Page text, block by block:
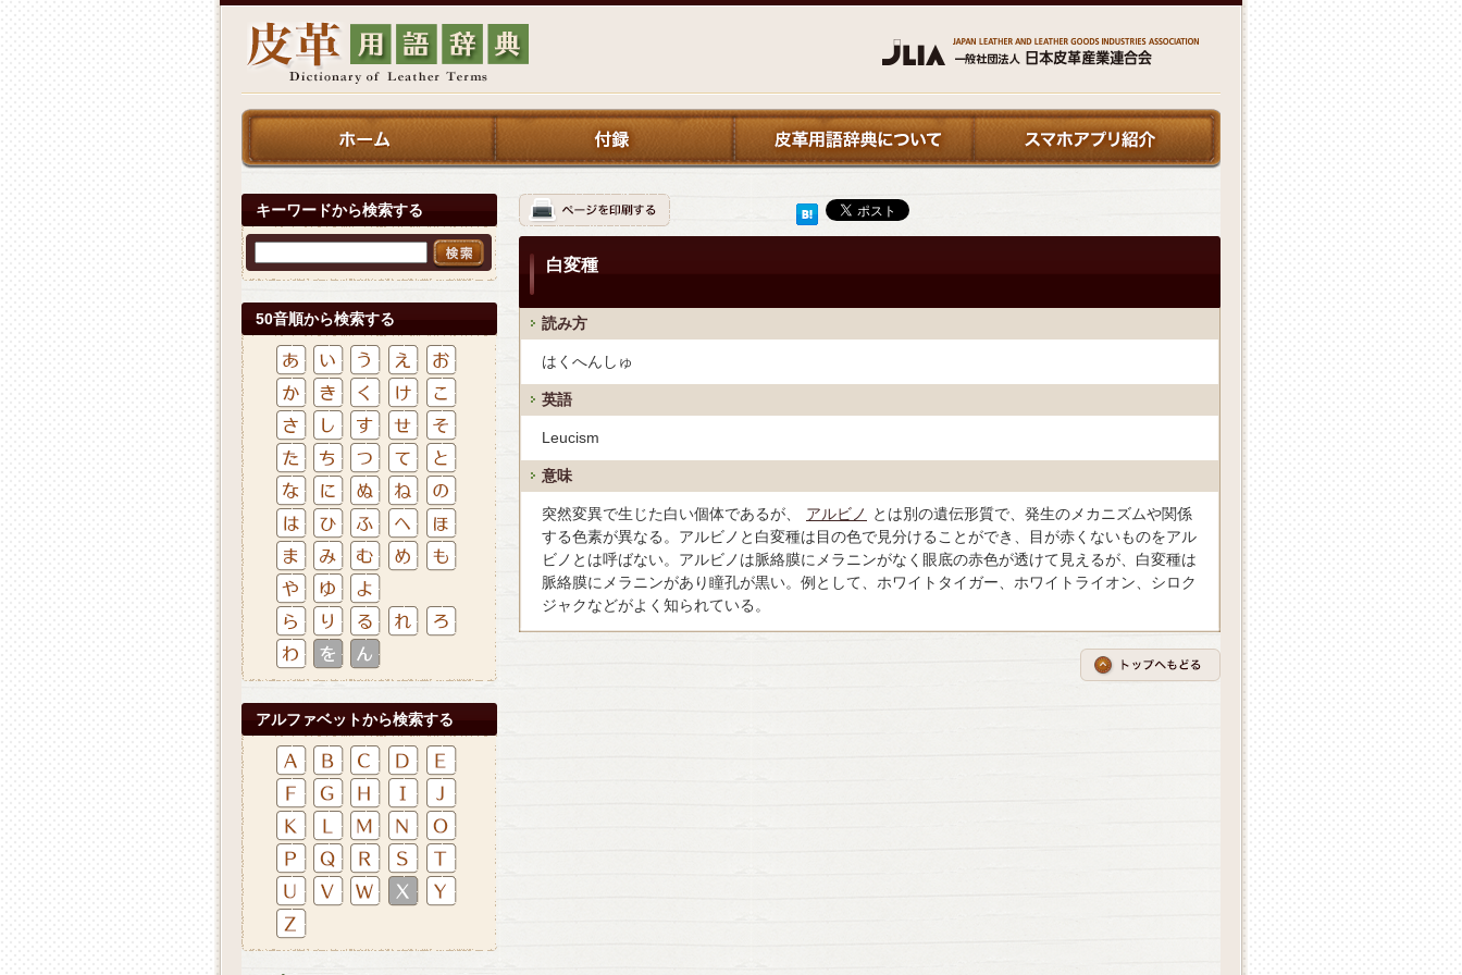
キーワードから検索する
50音順から検索する
アルファベットから検索する
白変種
読み方
はくへんしゅ
英語
Leucism
意味
突然変異で生じた白い個体であるが、 アルビノ
とは別の遺伝形質で、発生のメカニズムや関係
する色素が異なる。アルビノと白変種は目の色で見分けることができ、目が赤くないものをアル
ビノとは呼ばない。アルビノは脈絡膜にメラニンがなく眼底の赤色が透けて見えるが、白変種は
脈絡膜にメラニンがあり瞳孔が黒い。例として、ホワイトタイガー、ホワイトライオン、シロク
ジャクなどがよく知られている。